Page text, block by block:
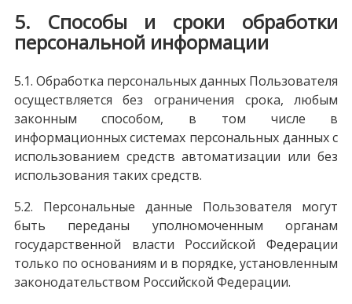
5. Способы и сроки обработки
персональной информации
5.1. Обработка персональных данных Пользователя
осуществляется без ограничения срока, любым
законным способом, в том числе в
информационных системах персональных данных с
использованием средств автоматизации или без
использования таких средств.
5.2. Персональные данные Пользователя могут
быть переданы уполномоченным органам
государственной власти Российской Федерации
только по основаниям и в порядке, установленным
законодательством Российской Федерации.